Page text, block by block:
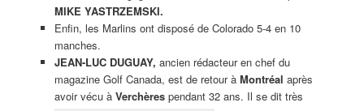
MIKE YASTRZEMSKI.
Enfin, les Marlins ont disposé de Colorado 5-4 en 10
manches.
JEAN-LUC DUGUAY, ancien rédacteur en chef du
magazine Golf Canada, est de retour à Montréal après
avoir vécu à Verchèrespendant 32 ans. Il se dit très